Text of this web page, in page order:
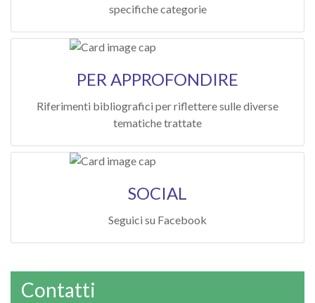
specifiche categorie
PER APPROFONDIRE
Riferimenti bibliografici per riflettere sulle diverse
tematiche trattate
SOCIAL
Seguici su Facebook
Contatti